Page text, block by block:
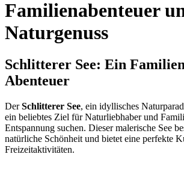
Familienabenteuer
Naturgenuss
Schlitterer See: Ein
Abenteuer
DerSchlitterer See, ein idyllisches
ein beliebtes Ziel für Naturliebhaber und
Entspannung suchen. Dieser malerische See
natürliche Schönheit und bietet eine perfekte
Freizeitaktivitäten.